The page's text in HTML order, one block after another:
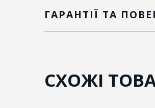
ГАРАНТІЇ ТА
СХОЖІ